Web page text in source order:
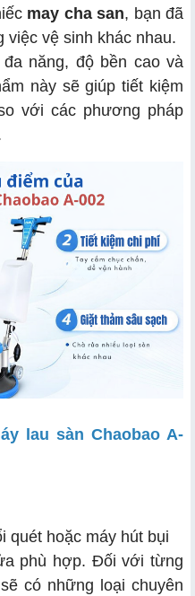
may cha san, bạn đã
việc vệ sinh khác nhau.
năng, độ bền cao và
này sẽ giúp tiết kiệm
với các phương pháp
lau sàn Chaobao A-
quét hoặc máy hút bụi
phù hợp. Đối với từng
có những loại chuyên